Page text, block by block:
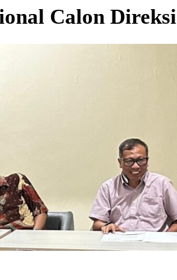
Calon Direksi